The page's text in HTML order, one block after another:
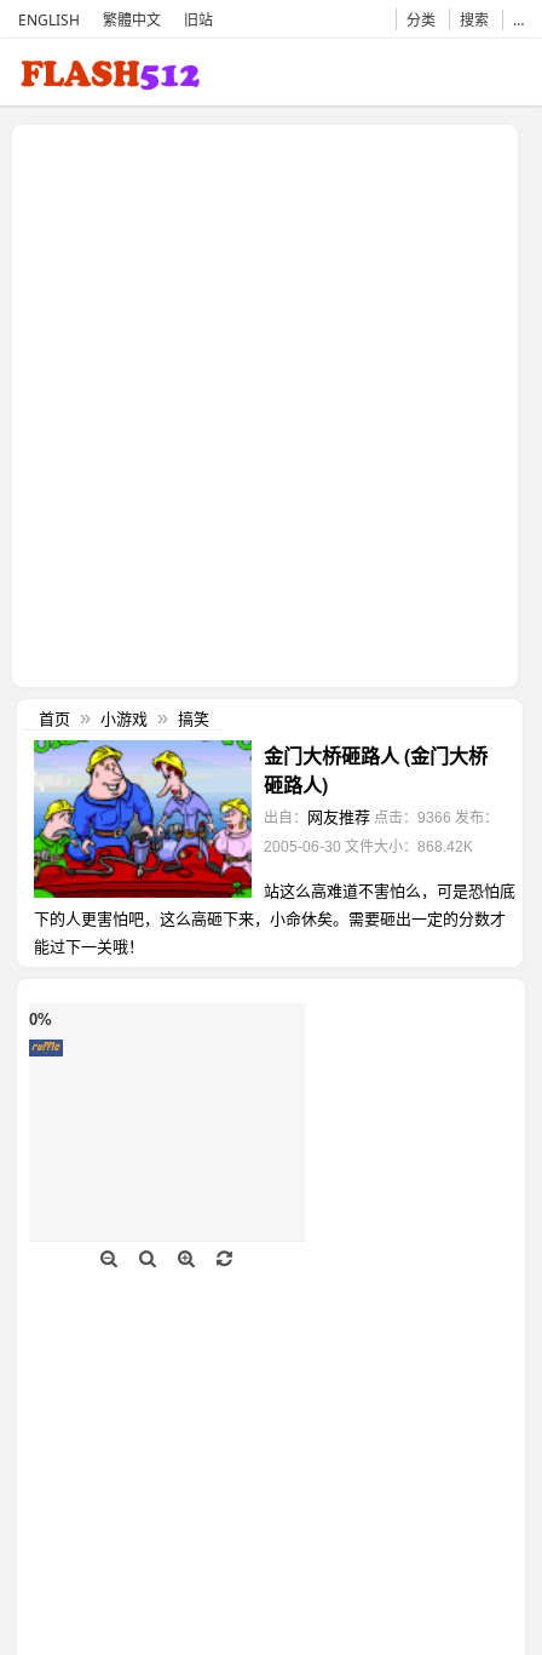
ENGLISH 繁體中文 旧站 分类 搜索 …
首页 » 小游戏 » 搞笑
金门大桥砸路人 (金门大桥
砸路人)
出自： 网友推荐 点击：9366 发布：
2005-06-30 文件大小：868.42K
站这么高难道不害怕么，可是恐怕底
下的人更害怕吧，这么高砸下来，小命休矣。需要砸出一定的分数才
能过下一关哦！
0%